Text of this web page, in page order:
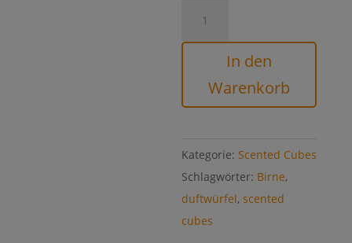
In den
Warenkorb
Kategorie: Scented Cubes
Schlagwörter: Birne,
duftwürfel, scented
cubes